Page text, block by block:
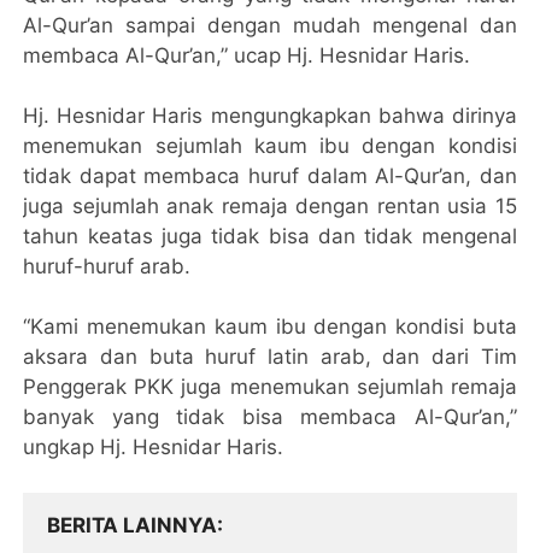
Al-Qur’an sampai dengan mudah mengenal dan
membaca Al-Qur’an,” ucap Hj. Hesnidar Haris.
Hj. Hesnidar Haris mengungkapkan bahwa dirinya
menemukan sejumlah kaum ibu dengan kondisi
tidak dapat membaca huruf dalam Al-Qur’an, dan
juga sejumlah anak remaja dengan rentan usia 15
tahun keatas juga tidak bisa dan tidak mengenal
huruf-huruf arab.
“Kami menemukan kaum ibu dengan kondisi buta
aksara dan buta huruf latin arab, dan dari Tim
Penggerak PKK juga menemukan sejumlah remaja
banyak yang tidak bisa membaca Al-Qur’an,”
ungkap Hj. Hesnidar Haris.
BERITA LAINNYA